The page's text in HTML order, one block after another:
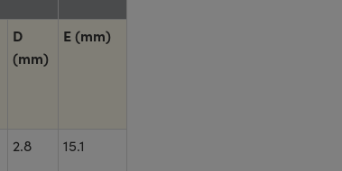
D
(mm)
E (mm)
2.8 15.1